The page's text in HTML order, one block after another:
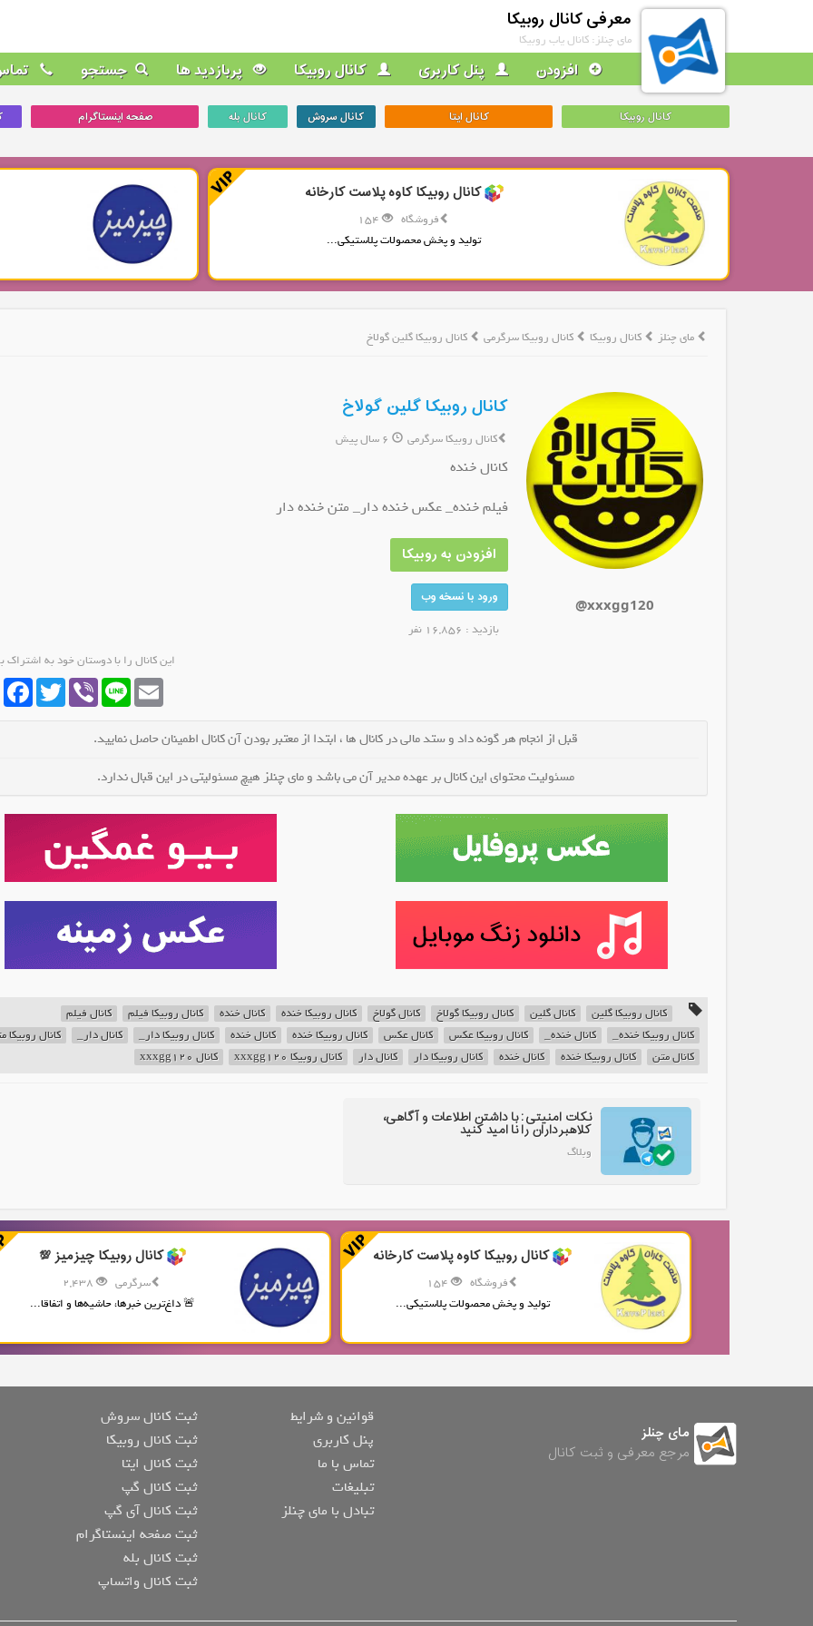
معرفی کانال روبیکا
مای چنلز: کانال یاب روبیکا
افزودن پنل کاربری کانال روبیکا پربازدید ها جستجو
کانال روبیکا کانال ایتا کانال سروش کانال بله صفحه اینستاگرام
کانال روبیکا کاوه پلاست کارخانه
فروشگاه
154
تولید و پخش محصولات پلاستیکی...
مای چنلز کانال روبیکا کانال روبیکا سرگرمی کانال روبیکا گلین گولاخ
@xxxgg120
کانال روبیکا گلین گولاخ
کانال روبیکا سرگرمی
کانال خنده
فیلم خنده_ عکس خنده دار_ متن خنده دار
افزودن به روبیکا
ورود با نسخه وب
بازدید : 16,856 نفر
این کانال را با دوستان خود به اشتراک
Twitter Viber Line Email
قبل از انجام هر گونه داد و ستد مالی در کانال ها ، ابتدا از معتبر بودن آن کانال اطمینان حاصل نمایید.
مسئولیت محتوای این کانال بر عهده مدیر آن می باشد و مای چنلز هیچ مسئولیتی در این قبال ندارد.
کانال روبیکا گلین کانال گلین کانال روبیکا گولاخ کانال گولاخ کانال روبیکا خنده کانال خنده کانال روبیکا فیلم
کانال فیلم
کانال روبیکا خنده_
کانال خنده_ کانال روبیکا عکس کانال عکس کانال روبیکا خنده کانال خنده کانال روبیکا دار_ کانال دار_
کانال روبیکا
کانال متن
کانال روبیکا خنده کانال خنده کانال روبیکا دار کانال دار کانال روبیکا xxxgg120 کانال xxxgg120
نکات امنیتی: با داشتن اطلاعات و آگاهی،
کلاهبرداران را نا امید کنید
وبلاگ
کانال روبیکا کاوه پلاست کارخانه
فروشگاه
تولید و پخش محصولات پلاستیکی...
کانال روبیکا چیزمیز 💯
سرگرمی
2,438
🚨 داغ‌ترین خبرها، حاشیه‌ها و اتفاقا...
کانال روبیکا دیجی فور کانال روبیکا حسرت
عضو کانال شوید
کانال روبیکا ترفند
عضو کانال شوید
مای چنلز
مرجع معرفی و ثبت کانال
قوانین و شرایط
پنل کاربری
تماس با ما
تبلیغات
تبادل با مای چنلز
ثبت کانال سروش
ثبت کانال روبیکا
ثبت کانال ایتا
ثبت کانال گپ
ثبت کانال آی گپ
ثبت صفحه اینستاگرام
ثبت کانال بله
ثبت کانال واتساپ